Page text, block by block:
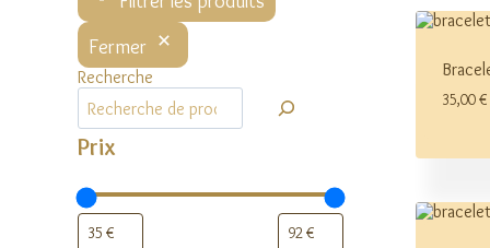
35,00€
Fermer
Recherche
Prix